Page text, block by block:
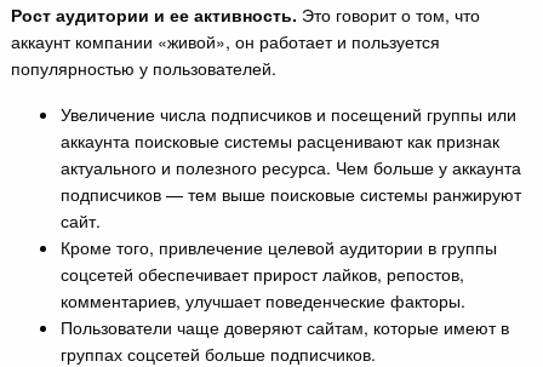
Рост аудитории и ее активность. Это говорит о том, что
аккаунт компании «живой», он работает и пользуется
популярностью у пользователей.
Увеличение числа подписчиков и посещений группы или
аккаунта поисковые системы расценивают как признак
актуального и полезного ресурса. Чем больше у аккаунта
подписчиков — тем выше поисковые системы ранжируют
сайт.
Кроме того, привлечение целевой аудитории в группы
соцсетей обеспечивает прирост лайков, репостов,
комментариев, улучшает поведенческие факторы.
Пользователи чаще доверяют сайтам, которые имеют в
группах соцсетей больше подписчиков.